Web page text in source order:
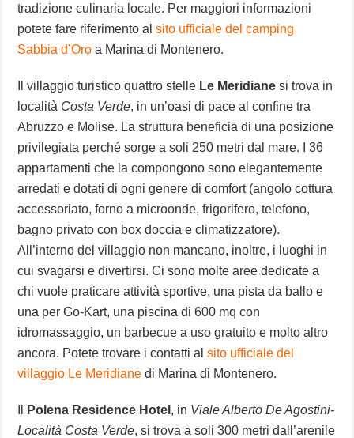
tradizione culinaria locale. Per maggiori informazioni
potete fare riferimento alsito ufficiale del camping
Sabbia d’Oro a Marina di Montenero.
Il villaggio turistico quattro stelle Le Meridiane si trova in
località Costa Verde, in un’oasi di pace al confine tra
Abruzzo e Molise. La struttura beneficia di una posizione
privilegiata perché sorge a soli 250 metri dal mare. I 36
appartamenti che la compongono sono elegantemente
arredati e dotati di ogni genere di comfort (angolo cottura
accessoriato, forno a microonde, frigorifero, telefono,
bagno privato con box doccia e climatizzatore).
All’interno del villaggio non mancano, inoltre, i luoghi in
cui svagarsi e divertirsi. Ci sono molte aree dedicate a
chi vuole praticare attività sportive, una pista da ballo e
una per Go-Kart, una piscina di 600 mq con
idromassaggio, un barbecue a uso gratuito e molto altro
ancora. Potete trovare i contatti alsito ufficiale del
villaggio Le Meridiane di Marina di Montenero.
Polena Residence Hotel , in Viale Alberto De Agostini-
Località Costa Verde, si trova a soli 300 metri dall’arenile